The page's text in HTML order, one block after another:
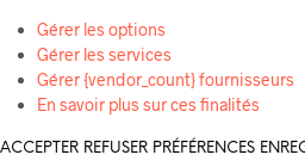
Gérer les options
Gérer les services
Gérer {vendor_count} fournisseurs
En savoir plus sur ces finalités
ACCEPTER REFUSER PRÉFÉRENCES